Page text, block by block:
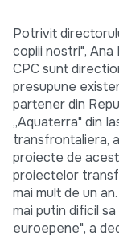
Potrivit
copiii nostri",
CPC sunt
presupune
partener din
„Aquaterra" din
transfrontaliera,
proiecte de
proiectelor
mai mult de un
mai putin dificil
euroepene", a